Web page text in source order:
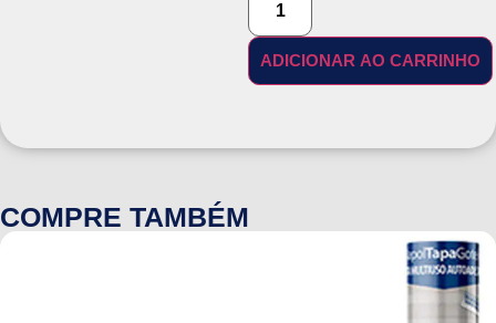
ADICIONAR AO CARRINHO
COMPRE TAMBÉM